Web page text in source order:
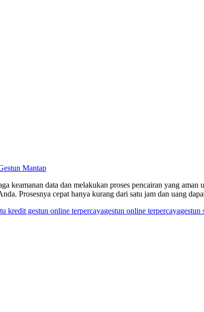
Mantap
keamanan data dan melakukan proses pencairan yang
Prosesnya cepat hanya kurang dari satu jam dan uang
kredit gestun online terpercayagestun online terpercayagestun